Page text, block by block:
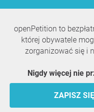
openPetition to
której obywatele
zorganizować się i
Nigdy więcej nie
ZAPISZ